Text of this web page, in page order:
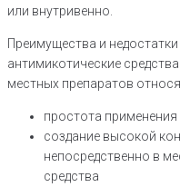
или внутривенно.
Преимущества и
антимикотические
местных препаратов
простота применения
создание высокой
непосредственно в
средства